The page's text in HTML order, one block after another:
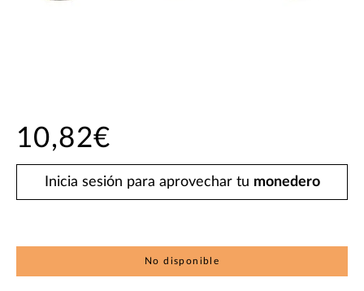
10,82€
Inicia sesión para aprovechar tu monedero
No disponible